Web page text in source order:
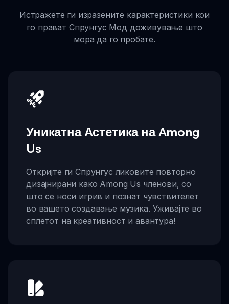
Истражете ги изразените карактеристики кои
го прават Спрунгус Мод доживување што
мора да го пробате.
Уникатна Астетика на Among
Us
Откријте ги Спрунгус ликовите повторно
дизајнирани како Among Us членови, со
што се носи игрив и познат чувствителет
во вашето создавање музика. Уживајте во
сплетот на креативност и авантура!